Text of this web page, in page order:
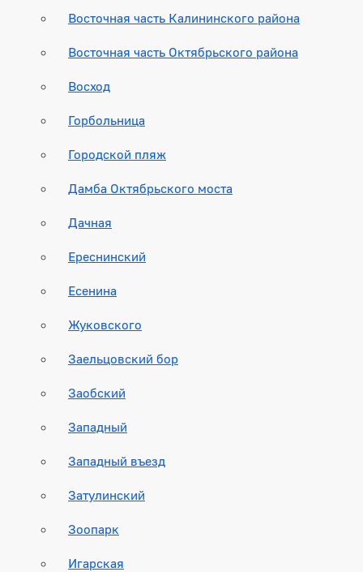
Восточная часть Калининского района
Восточная часть Октябрьского района
Восход
Горбольница
Городской пляж
Дамба Октябрьского моста
Дачная
Ереснинский
Есенина
Жуковского
Заельцовский бор
Заобский
Западный
Западный въезд
Затулинский
Зоопарк
Игарская